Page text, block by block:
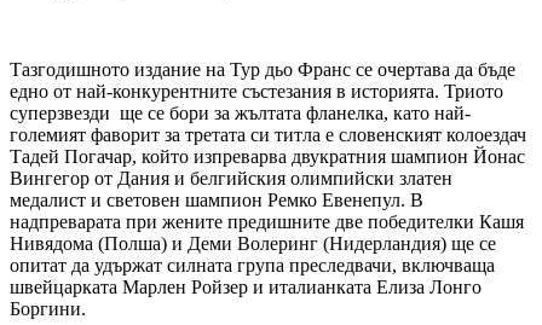
Тазгодишното издание на Тур дьо Франс се очертава да бъде
едно от най-конкурентните състезания в историята. Триото
суперзвезди ще се бори за жълтата фланелка, като най-
големият фаворит за третата си титла е словенският колоездач
Тадей Погачар, който изпреварва двукратния шампион Йонас
Вингегор от Дания и белгийския олимпийски златен
медалист и световен шампион Ремко Евенепул. В
надпреварата при жените предишните две победителки Кашя
Нивядома (Полша) и Деми Волеринг (Нидерландия) ще се
опитат да удържат силната група преследвачи, включваща
швейцарката Марлен Ройзер и италианката Елиза Лонго
Боргини.